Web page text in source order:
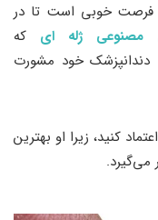
فرصت خوبی است تا در
مصنوعی ژله ای که
دندانپزشک خود مشورت
کنید، زیرا او بهترین
می‌گیرد.